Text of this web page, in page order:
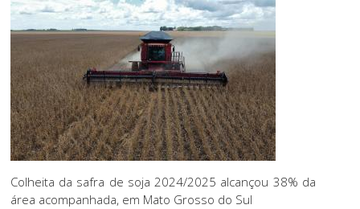
Colheita da safra de soja 2024/2025 alcançou 38% da
área acompanhada, em Mato Grosso do Sul